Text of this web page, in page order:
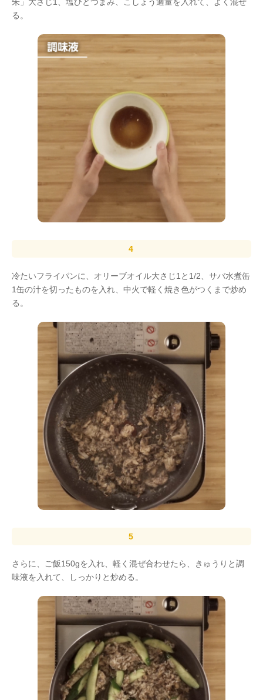
朱」大さじ1、塩ひとつまみ、こしょう適量を入れて、よく混ぜ
る。
冷たいフライパンに、オリーブオイル大さじ1と1/2、サバ水煮缶
1缶の汁を切ったものを入れ、中火で軽く焼き色がつくまで炒め
る。
さらに、ご飯150gを入れ、軽く混ぜ合わせたら、きゅうりと調
味液を入れて、しっかりと炒める。